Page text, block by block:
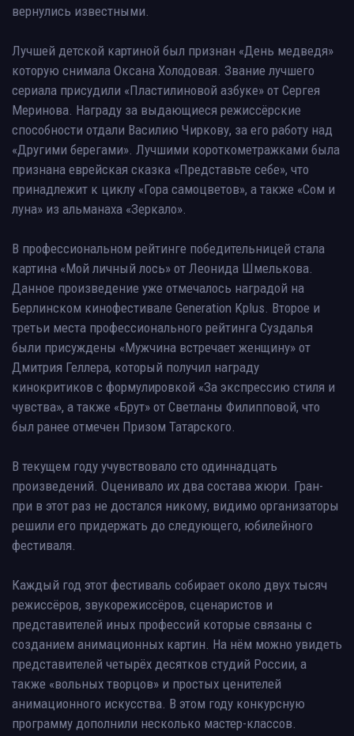
вернулись известными.
Лучшей детской картиной был признан «День медведя»
которую снимала Оксана Холодовая. Звание лучшего
сериала присудили «Пластилиновой азбуке» от Сергея
Меринова. Награду за выдающиеся режиссёрские
способности отдали Василию Чиркову, за его работу над
«Другими берегами». Лучшими короткометражками была
признана еврейская сказка «Представьте себе», что
принадлежит к циклу «Гора самоцветов», а также «Сом и
луна» из альманаха «Зеркало».
В профессиональном рейтинге победительницей стала
картина «Мой личный лось» от Леонида Шмелькова.
Данное произведение уже отмечалось наградой на
Берлинском кинофестивале Generation Kplus. Второе и
третьи места профессионального рейтинга Суздалья
были присуждены «Мужчина встречает женщину» от
Дмитрия Геллера, который получил награду
кинокритиков с формулировкой «За экспрессию стиля и
чувства», а также «Брут» от Светланы Филипповой, что
был ранее отмечен Призом Татарского.
В текущем году учувствовало сто одиннадцать
произведений. Оценивало их два состава жюри. Гран-
при в этот раз не достался никому, видимо организаторы
решили его придержать до следующего, юбилейного
фестиваля.
Каждый год этот фестиваль собирает около двух тысяч
режиссёров, звукорежиссёров, сценаристов и
представителей иных профессий которые связаны с
созданием анимационных картин. На нём можно увидеть
представителей четырёх десятков студий России, а
также «вольных творцов» и простых ценителей
анимационного искусства. В этом году конкурсную
программу дополнили несколько мастер-классов.